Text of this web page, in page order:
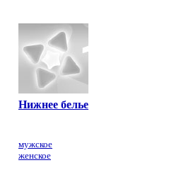
Нижнее белье
мужское
женское